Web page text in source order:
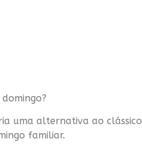
uma alternativa ao clássico
familiar.